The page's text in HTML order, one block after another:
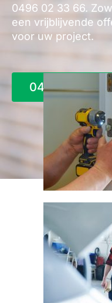
0496 02 33 66.
een vrijblijvende
voor uw project.
0497 66 62 21